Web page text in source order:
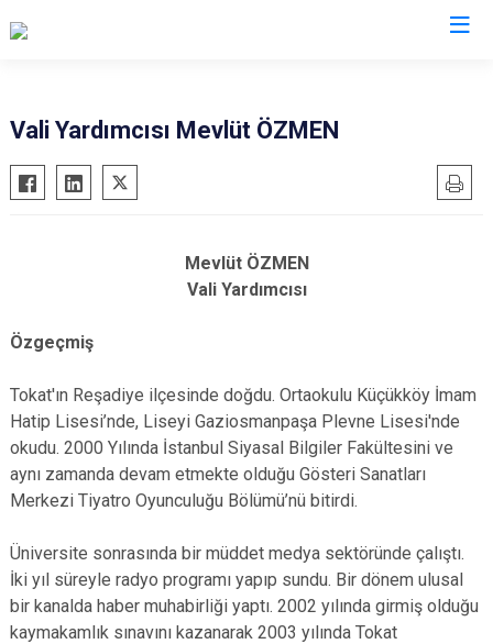
Vali Yardımcısı Mevlüt ÖZMEN
Mevlüt ÖZMEN
Vali Yardımcısı
Özgeçmiş
Tokat'ın Reşadiye ilçesinde doğdu. Ortaokulu Küçükköy İmam
Hatip Lisesi’nde, Liseyi Gaziosmanpaşa Plevne Lisesi'nde
okudu. 2000 Yılında İstanbul Siyasal Bilgiler Fakültesini ve
aynı zamanda devam etmekte olduğu Gösteri Sanatları
Merkezi Tiyatro Oyunculuğu Bölümü’nü bitirdi.
Üniversite sonrasında bir müddet medya sektöründe çalıştı.
İki yıl süreyle radyo programı yapıp sundu. Bir dönem ulusal
bir kanalda haber muhabirliği yaptı. 2002 yılında girmiş olduğu
kaymakamlık sınavını kazanarak 2003 yılında Tokat